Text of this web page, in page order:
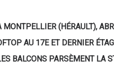
(HÉRAULT),
AU 17E ET DERNIER
BALCONS PARSÈMENT LA